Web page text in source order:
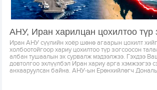
АНУ, Иран харилцан цохилтоо түр
Иран АНУ сүүлийн хоёр шөнө агаарын цохилт
холбоотойгоор хариу цохилтоо түр зогсоосон
албан тушаалын эх сурвалж мэдээлжээ. Гэхдээ
довтолгоо эхлүүлбэл Иран хариу арга хэмжээгээ
анхааруулсан байна. АНУ-ын Ерөнхийлөгч